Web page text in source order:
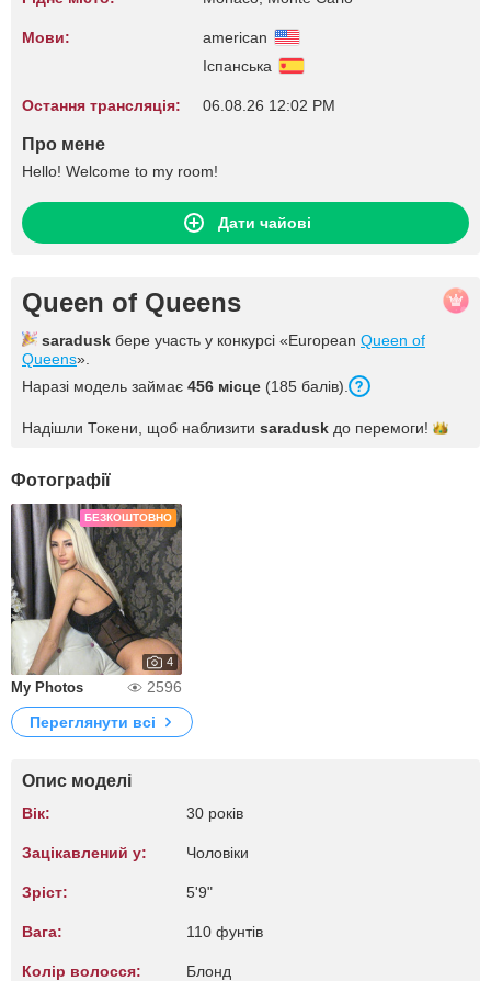
Мови:
american
Іспанська
Остання трансляція: 06.08.26 12:02 PM
Про мене
Hello! Welcome to my room!
Дати чайові
Queen of Queens
saradusk бере участь у конкурсі «European Queen of
Queens».
Наразі модель займає 456 місце (185 балів).
Надішли Токени, щоб наблизити saradusk до перемоги!
Фотографії
БЕЗКОШТОВНО
4
My Photos
2596
Переглянути всі
Опис моделі
Вік: 30 років
Зацікавлений у: Чоловіки
Зріст: 5'9"
Вага: 110 фунтів
Колір волосся: Блонд